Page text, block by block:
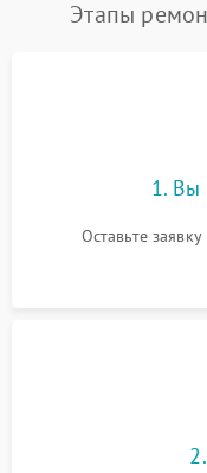
Этапы
1. Вы
Оставьте